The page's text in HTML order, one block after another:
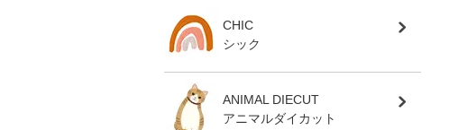
CHIC
シック
ANIMAL DIECUT
アニマルダイカット